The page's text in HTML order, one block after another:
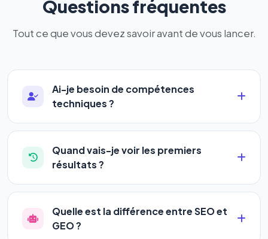
Questions fréquentes
Tout ce que vous devez savoir avant de vous lancer.
Ai-je besoin de compétences
techniques ?
Absolument pas. Notre logiciel a été conçu pour
être accessible àtous les profils: artisans,
commerçants, auto-entrepreneurs, PME ou
complexe — vous renseignez l'adresse de votre
site, décrivez votre activité, et le logiciel gère tout
en automatique 24h/24.
Quand vais-je voir les premiers
résultats ?
La plupart de nos utilisateurs observent une
amélioration de leur positionnement en4 à 6
semaines. Le référencement est un marathon, pas
Quelle est la différence entre SEO et
GEO ?